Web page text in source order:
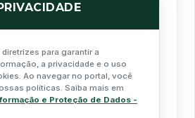
para garantir a
a privacidade e o uso
Ao navegar no portal, você
políticas. Saiba mais em
e Proteção de Dados -